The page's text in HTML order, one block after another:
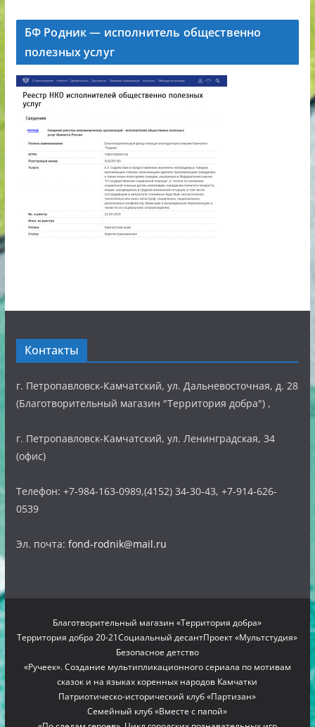
БФ Родник — исполнитель общественно
полезных услуг
Контакты
г. Петропавловск-Камчатский, ул. Дальневосточная, д. 28
(Благотворительный магазин "Территория добра") ,
г. Петропавловск-Камчатский, ул. Ленинградская, 34
(офис)
Телефон: +7-984-163-0989,(4152) 34-30-43, +7-914-626-
0539
Эл. почта: fond-rodnik@mail.ru
Благотворительный магазин «Территория добра»
Территория добра 20-21Социальный десантПроект «Мультстудия»
Безопасное детство
«Ручеек». Создание мультипликационного сериала по мотивам
сказок и на языках коренных народов Камчатки
Патриотическо-исторический клуб «Партизан»
Семейный клуб «Вместе с папой»